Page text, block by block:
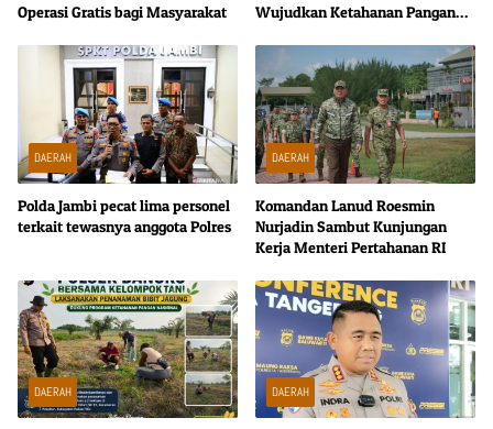
Operasi Gratis bagi Masyarakat
Wujudkan Ketahanan Pangan
DAERAH
Polda Jambi pecat lima personel
terkait tewasnya anggota Polres
DAERAH
Komandan Lanud Roesmin
Nurjadin Sambut Kunjungan
Kerja Menteri Pertahanan RI
DAERAH DAERAH